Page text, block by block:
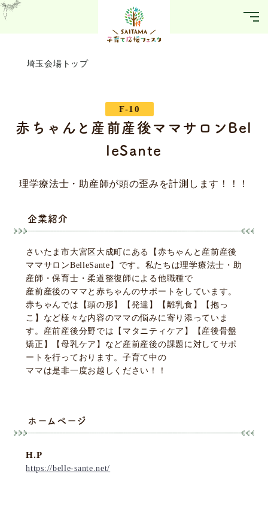
埼玉会場トップ
F-10
赤ちゃんと産前産後ママサロンBel
leSante
理学療法士・助産師が頭の歪みを計測します！！！
企業紹介
さいたま市大宮区大成町にある【赤ちゃんと産前産後
ママサロンBelleSante】です。私たちは理学療法士・助
産師・保育士・柔道整復師による他職種で
産前産後のママと赤ちゃんのサポートをしています。
赤ちゃんでは【頭の形】【発達】【離乳食】【抱っ
こ】など様々な内容のママの悩みに寄り添っていま
す。産前産後分野では【マタニティケア】【産後骨盤
矯正】【母乳ケア】など産前産後の課題に対してサポ
ートを行っております。子育て中の
ママは是非一度お越しください！！
ホームページ
H.P
https://belle-sante.net/